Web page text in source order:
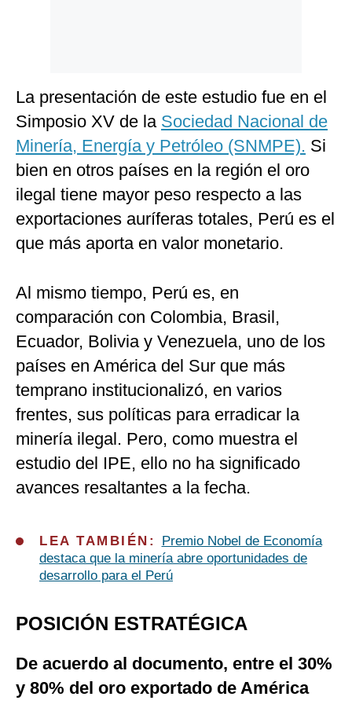
La presentación de este estudio fue en el
Simposio XV de la Sociedad Nacional de
Minería, Energía y Petróleo (SNMPE). Si
bien en otros países en la región el oro
ilegal tiene mayor peso respecto a las
exportaciones auríferas totales, Perú es el
que más aporta en valor monetario.
Al mismo tiempo, Perú es, en
comparación con Colombia, Brasil,
Ecuador, Bolivia y Venezuela, uno de los
países en América del Sur que más
temprano institucionalizó, en varios
frentes, sus políticas para erradicar la
minería ilegal. Pero, como muestra el
estudio del IPE, ello no ha significado
avances resaltantes a la fecha.
LEA TAMBIÉN:
Premio Nobel de Economía
destaca que la minería abre oportunidades de
desarrollo para el Perú
POSICIÓN ESTRATÉGICA
De acuerdo al documento, entre el 30%
y 80% del oro exportado de América